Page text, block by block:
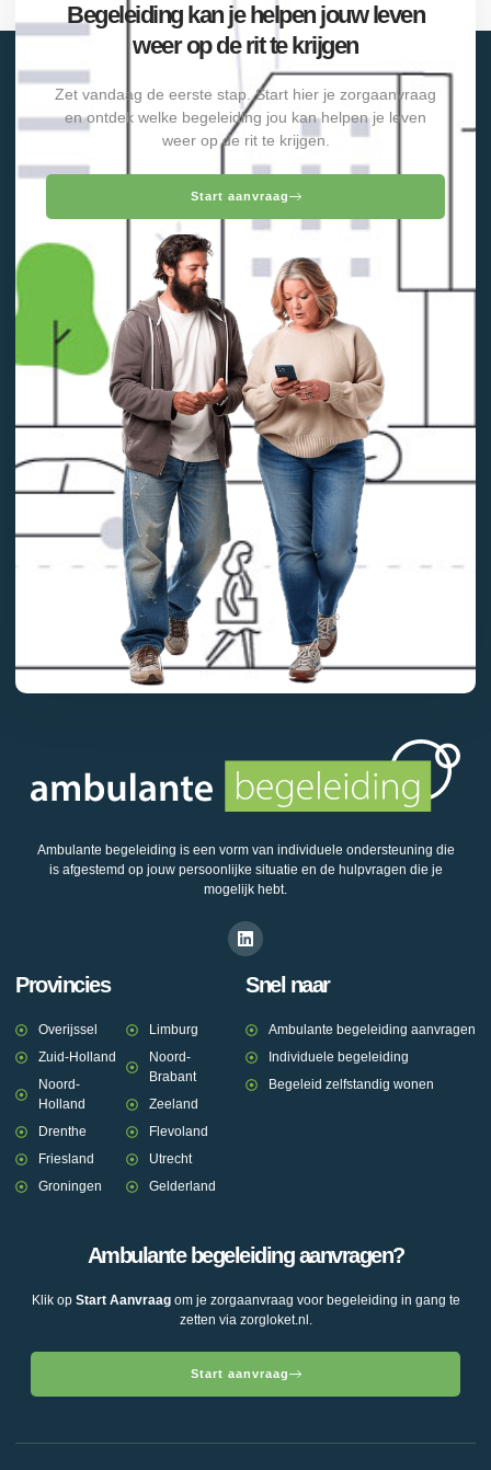
Begeleiding kan je helpen jouw leven
weer op de rit te krijgen
Zet vandaag de eerste stap. Start hier je zorgaanvraag
en ontdek welke begeleiding jou kan helpen je leven
weer op de rit te krijgen.
Start aanvraag
Ambulante begeleiding is een vorm van individuele ondersteuning die
is afgestemd op jouw persoonlijke situatie en de hulpvragen die je
mogelijk hebt.
Provincies
Overijssel
Zuid-Holland
Noord-
Holland
Drenthe
Friesland
Groningen
Limburg
Noord-
Brabant
Zeeland
Flevoland
Utrecht
Gelderland
Snel naar
Ambulante begeleiding aanvragen
Individuele begeleiding
Begeleid zelfstandig wonen
Ambulante begeleiding aanvragen?
Klik op Start Aanvraagom je zorgaanvraag voor begeleiding in gang te
zetten via zorgloket.nl.
Start aanvraag